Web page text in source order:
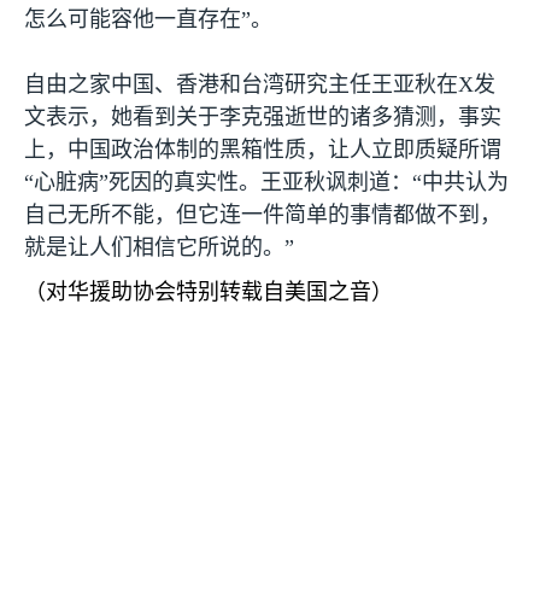
怎么可能容他一直存在”。
自由之家中国、香港和台湾研究主任王亚秋在X发
文表示，她看到关于李克强逝世的诸多猜测，事实
上，中国政治体制的黑箱性质，让人立即质疑所谓
“心脏病”死因的真实性。王亚秋讽刺道：“中共认为
自己无所不能，但它连一件简单的事情都做不到，
就是让人们相信它所说的。”
（对华援助协会特别转载自美国之音）